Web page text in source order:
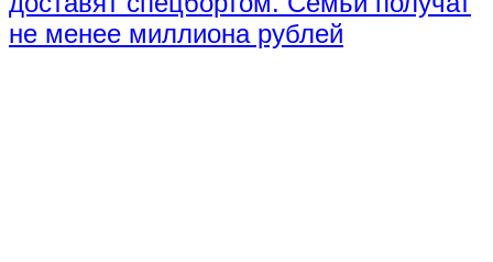
не менее миллиона рублей